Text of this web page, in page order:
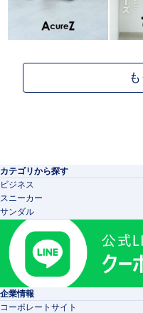
カテゴリから探す
ビジネス
スニーカー
サンダル
企業情報
コーポレートサイト